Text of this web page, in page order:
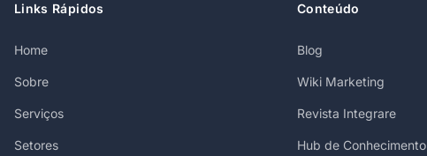
Links Rápidos
Home
Sobre
Serviços
Setores
Conteúdo
Blog
Wiki Marketing
Revista Integrare
Hub de Conhecimento